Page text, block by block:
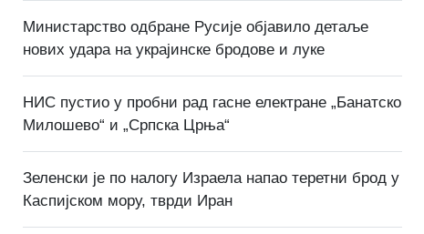
Министарство одбране Русије објавило детаље
нових удара на украјинске бродове и луке
НИС пустио у пробни рад гасне електране „Банатско
Милошево“ и „Српска Црња“
Зеленски је по налогу Израела напао теретни брод у
Каспијском мору, тврди Иран